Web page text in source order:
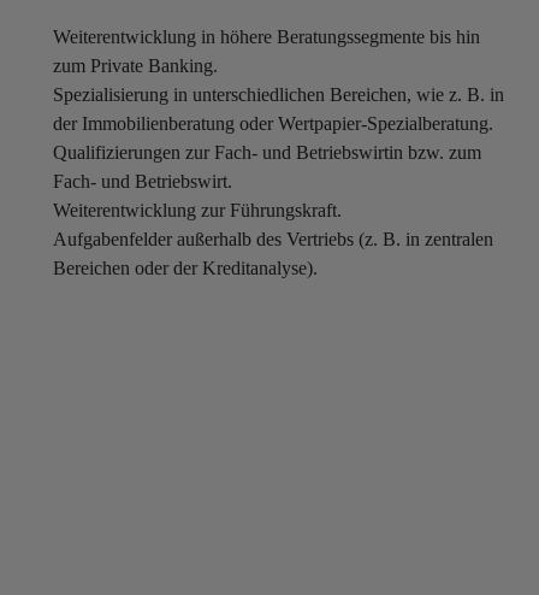
Weiterentwicklung in höhere Beratungssegmente bis hin
zum Private Banking.
Spezialisierung in unterschiedlichen Bereichen, wie z. B. in
der Immobilienberatung oder Wertpapier-Spezialberatung.
Qualifizierungen zur Fach- und Betriebswirtin bzw. zum
Fach- und Betriebswirt.
Weiterentwicklung zur Führungskraft.
Aufgabenfelder außerhalb des Vertriebs (z. B. in zentralen
Bereichen oder der Kreditanalyse).